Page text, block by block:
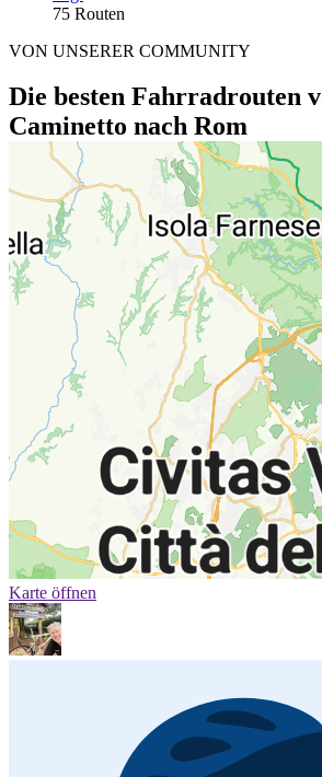
75 Routen
VON UNSERER COMMUNITY
Die besten Fahrradrouten
Caminetto nach Rom
Karte öffnen